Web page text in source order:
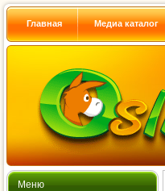
Главная Медиа каталог
Меню